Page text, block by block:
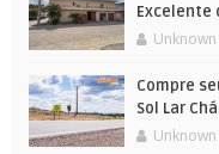
Excelente
Unknown
Compre
Sol Lar
Unknown